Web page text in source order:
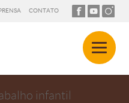
CONTATO
infantil